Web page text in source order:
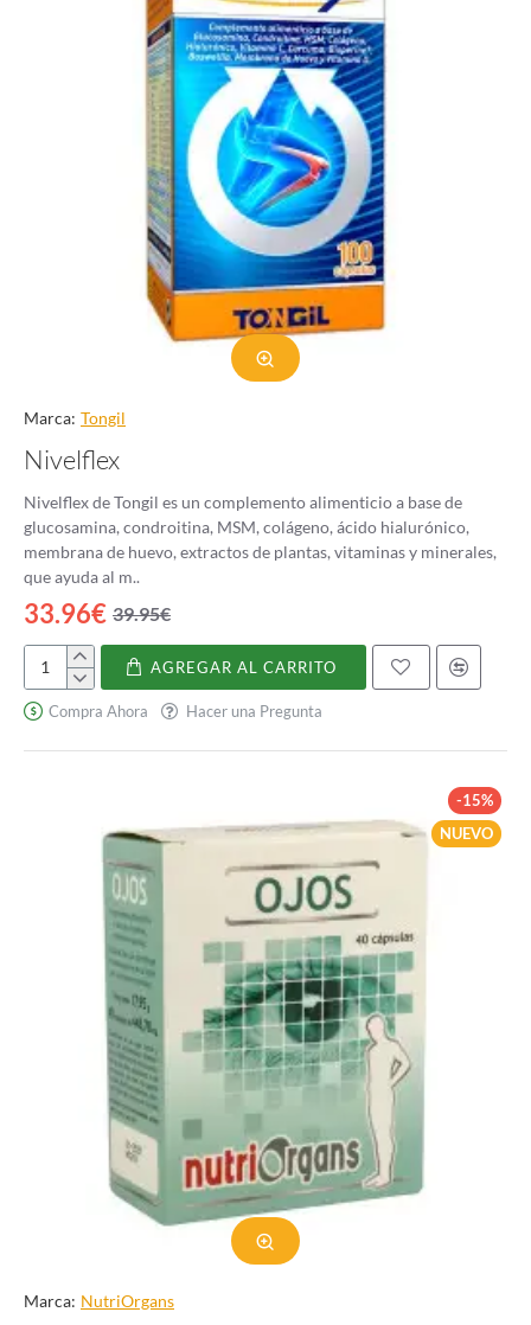
Marca: Tongil
Nivelflex
Nivelflex de Tongil es un complemento alimenticio a base de
glucosamina, condroitina, MSM, colágeno, ácido hialurónico,
membrana de huevo, extractos de plantas, vitaminas y minerales,
que ayuda al m..
33.96€ 39.95€
Nivelflex
AGREGAR AL CARRITO
Compra Ahora Hacer una Pregunta
NUEVO
-15%
Marca: NutriOrgans